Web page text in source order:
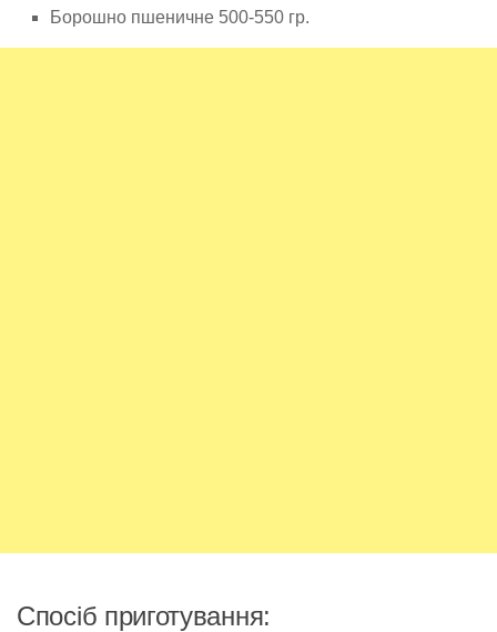
Борошно пшеничне 500-550 гр.
Спосіб приготування: